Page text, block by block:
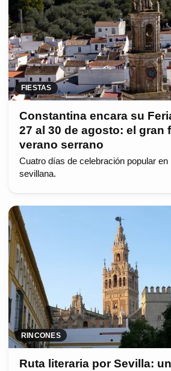
FIESTAS
Constantina encara su
27 al 30 de agosto: el gran
verano serrano
Cuatro días de celebración popular en
sevillana.
RINCONES
Ruta literaria por Sevilla: